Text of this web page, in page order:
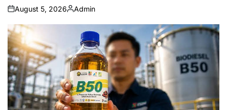
on
August 5, 2026
Posted
by
Admin